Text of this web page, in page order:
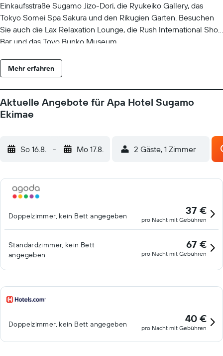
Einkaufsstraße Sugamo Jizo-Dori, die Ryukeiko Gallery, das
Tokyo Somei Spa Sakura und den Rikugien Garten. Besuchen
Sie auch die Lax Relaxation Lounge, die Rush International Shot
Bar und das Toyo Bunko Museum.
Mehr erfahren
Aktuelle Angebote für Apa Hotel Sugamo
Ekimae
So 16.8. - Mo 17.8. 2 Gäste, 1 Zimmer
Doppelzimmer, kein Bett angegeben 37 €
pro Nacht mit Gebühren
Standardzimmer, kein Bett
angegeben
67 €
pro Nacht mit Gebühren
Doppelzimmer, kein Bett angegeben 40 €
pro Nacht mit Gebühren